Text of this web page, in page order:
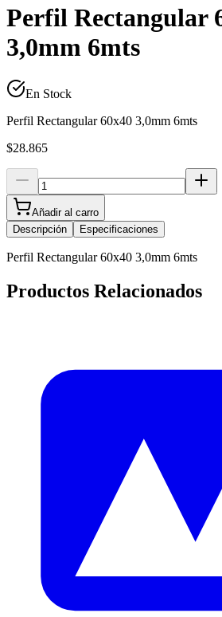
Perfil Rectangular
3,0mm 6mts
En Stock
Perfil Rectangular 60x40 3,0mm 6mts
$28.865
Añadir al carro
Descripción
Especificaciones
Perfil Rectangular 60x40 3,0mm 6mts
Productos Relacionados